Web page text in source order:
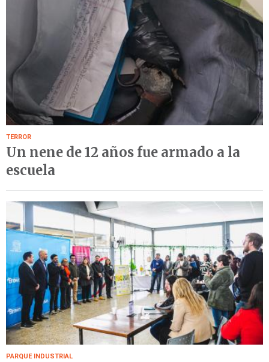
TERROR
Un nene de 12 años fue armado a la
escuela
PARQUE INDUSTRIAL